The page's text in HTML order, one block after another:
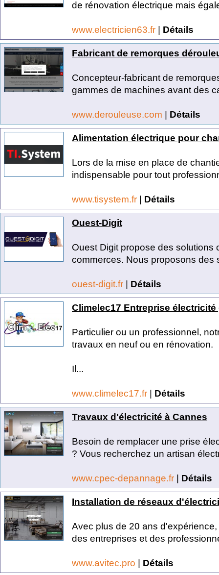
de rénovation électrique mais
www.electricien63.fr | Détails
Fabricant de remorques
Concepteur-fabricant de
gammes de machines avant des
www.derouleuse.com | Détails
Alimentation électrique pour
Lors de la mise en place de
indispensable pour tout
www.tisystem.fr | Détails
Ouest-Digit
Ouest Digit propose des solutions
commerces. Nous proposons des
ouest-digit.fr | Détails
Climelec17 Entreprise
Particulier ou un professionnel,
travaux en neuf ou en rénovation.
Il...
www.climelec17.fr | Détails
Travaux d'électricité à Cannes
Besoin de remplacer une prise
? Vous recherchez un artisan
www.cpec-depannage.fr | Détails
Installation de réseaux
Avec plus de 20 ans
des entreprises et des
www.avitec.pro | Détails